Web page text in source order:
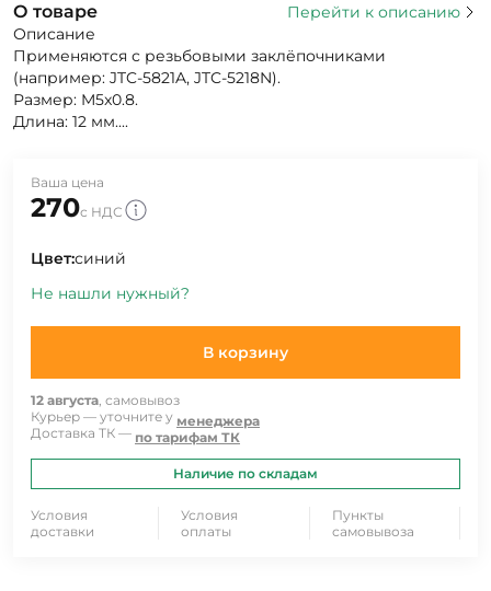
О товаре
Перейти к описанию
Описание
Применяются с резьбовыми заклёпочниками
(например: JTC-5821A, JTC-5218N).
Размер: M5x0.8.
Длина: 12 мм....
Ваша цена
270с НДС
Цвет:синий
Не нашли нужный?
В корзину
12 августа, самовывоз
Курьер — уточните у менеджера
Доставка ТК — по тарифам ТК
Наличие по складам
Условия
доставки
Условия
оплаты
Пункты
самовывоза